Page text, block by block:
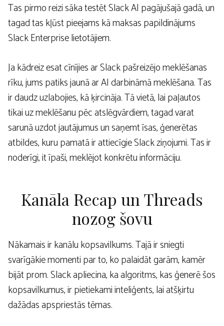
Tas pirmo reizi sāka testēt Slack AI pagājušajā gadā, un
tagad tas kļūst pieejams kā maksas papildinājums
Slack Enterprise lietotājiem.
Ja kādreiz esat cīnījies ar Slack pašreizējo meklēšanas
rīku, jums patiks jaunā ar AI darbināmā meklēšana. Tas
ir daudz uzlabojies, kā ķircināja. Tā vietā, lai paļautos
tikai uz meklēšanu pēc atslēgvārdiem, tagad varat
sarunā uzdot jautājumus un saņemt īsas, ģenerētas
atbildes, kuru pamatā ir attiecīgie Slack ziņojumi. Tas ir
noderīgi, it īpaši, meklējot konkrētu informāciju.
Kanāla Recap un Threads
nozog šovu
Nākamais ir kanālu kopsavilkums. Tajā ir sniegti
svarīgākie momenti par to, ko palaidāt garām, kamēr
bijāt prom. Slack apliecina, ka algoritms, kas ģenerē šos
kopsavilkumus, ir pietiekami inteliģents, lai atšķirtu
dažādas apspriestās tēmas.